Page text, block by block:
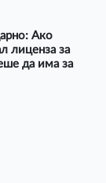
Ако
лиценза за
да има за